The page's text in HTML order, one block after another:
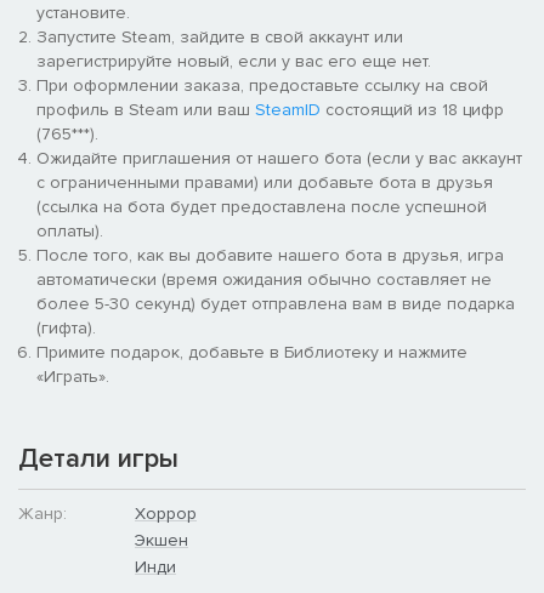
Исследуйте заброшенные и опасные улицы Нью-Йорка,
заходите в здания, обшаривайте каждый тёмный переулок и
укромный уголок в поисках чего-нибудь ценного. Опасность
подстерегает на каждом шагу.
Каждый член вашей команды вооружён фотоаппаратом.
Фотографируйте разрушения, инопланетных захватчиков или
установите.
Запустите Steam, зайдите в свой аккаунт или
зарегистрируйте новый, если у вас его еще нет.
При оформлении заказа, предоставьте ссылку на свой
профиль в Steam или ваш SteamID состоящий из 18 цифр
(765***).
Ожидайте приглашения от нашего бота (если у вас аккаунт
с ограниченными правами) или добавьте бота в друзья
(ссылка на бота будет предоставлена после успешной
оплаты).
После того, как вы добавите нашего бота в друзья, игра
автоматически (время ожидания обычно составляет не
более 5-30 секунд) будет отправлена вам в виде подарка
(гифта).
Примите подарок, добавьте в Библиотеку и нажмите
«Играть».
Детали игры
Жанр:
Хоррор
Экшен
Инди